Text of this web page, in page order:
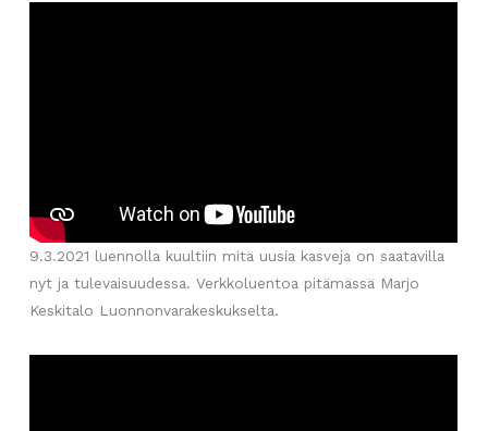
9.3.2021 luennolla kuultiin mitä uusia kasveja on saatavilla
nyt ja tulevaisuudessa. Verkkoluentoa pitämässä Marjo
Keskitalo Luonnonvarakeskukselta.